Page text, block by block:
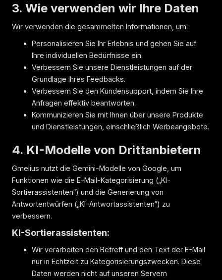
3. Wie verwenden wir Ihre Daten
Wir verwenden die gesammelten Informationen, um:
Personalisieren Sie Ihr Erlebnis und gehen Sie auf
Ihre individuellen Bedürfnisse ein.
Verbessern Sie unsere Dienstleistungen auf der
Grundlage Ihres Feedbacks.
Verbessern Sie den Kundensupport, indem Sie Ihre
Anfragen effektiv beantworten.
Kommunizieren Sie mit Ihnen über unsere Produkte
und Dienstleistungen, einschließlich Werbeangebote.
4. KI-Modelle von Drittanbietern
Gmelius nutzt die Gemini-Modelle von Google, um
Funktionen wie die E-Mail-Kategorisierung („KI-
Sortierassistenten“) und die Generierung von
Antwortentwürfen („KI-Antwortassistenten“) zu
verbessern.
KI-Sortierassistenten:
Wir verarbeiten den Betreff und den Text der E-Mail
nur in Echtzeit zu Kategorisierungszwecken. Diese
Daten werden nicht auf unseren Servern